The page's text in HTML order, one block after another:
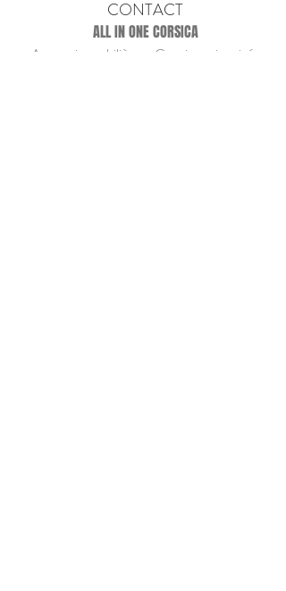
CONTACT
ALL IN ONE CORSICA
Agence immobilière et Conciergerie privée